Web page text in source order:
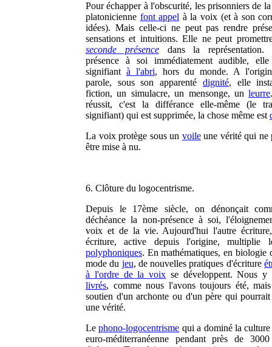
Pour échapper à l'obscurité, les prisonniers de
platonicienne font appel à la voix (et à son
idées). Mais celle-ci ne peut pas rendre
sensations et intuitions. Elle ne peut
seconde présencedans la représentation.
présence à soi immédiatement audible,
signifiant à l'abri, hors du monde. A
parole, sous son apparenté dignité, elle
fiction, un simulacre, un mensonge, unleurre
réussit, c'est la différance elle-même (le
signifiant) qui est supprimée, la chose même est
La voix protège sous un voileune vérité qui ne
être mise à nu.
6. Clôture du logocentrisme.
Depuis le 17ème siècle, on dénonçait
déchéance la non-présence à soi,
voix et de la vie. Aujourd'hui l'autre
écriture, active depuis l'origine, multiplie
polyphoniques. En mathématiques, en biologie
mode du jeu, de nouvelles pratiques d'écriture
à l'ordre de la voix se développent. Nous y
livrés, comme nous l'avons toujours été,
soutien d'un archonte ou d'un père qui
une vérité.
Lephono-logocentrisme qui a dominé la
euro-méditerranéenne pendant près de